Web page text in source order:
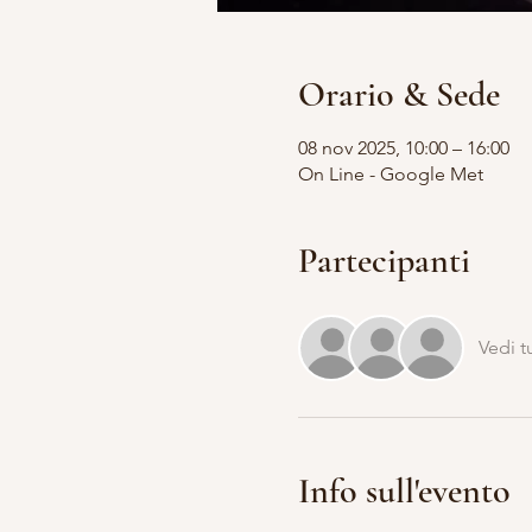
Orario & Sede
08 nov 2025, 10:00 – 16:00
On Line - Google Met
Partecipanti
Vedi
Info sull'evento